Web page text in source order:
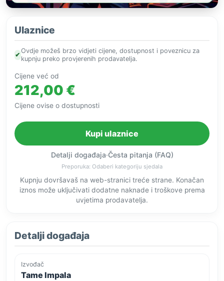
Ulaznice
✔
Ovdje možeš brzo vidjeti cijene, dostupnost i poveznicu za
kupnju preko provjerenih prodavatelja.
Cijene već od
212,00 €
Cijene ovise o dostupnosti
Kupi ulaznice
Detalji događaja·Česta pitanja (FAQ)
Preporuka: Odaberi kategoriju sjedala
Kupnju dovršavaš na web-stranici treće strane. Konačan
iznos može uključivati dodatne naknade i troškove prema
uvjetima prodavatelja.
Detalji događaja
Izvođač
Tame Impala